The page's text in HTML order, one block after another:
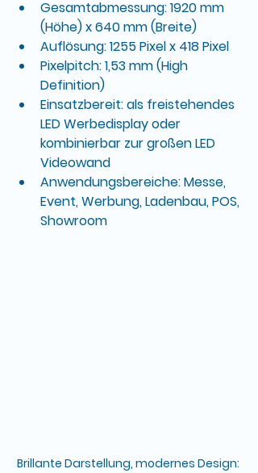
Gesamtabmessung: 1920 mm
(Höhe) x 640 mm (Breite)
Auflösung: 1255 Pixel x 418 Pixel
Pixelpitch: 1,53 mm (High
Definition)
Einsatzbereit: als freistehendes
LED Werbedisplay oder
kombinierbar zur großen LED
Videowand
Anwendungsbereiche: Messe,
Event, Werbung, Ladenbau, POS,
Showroom
Brillante Darstellung, modernes Design: